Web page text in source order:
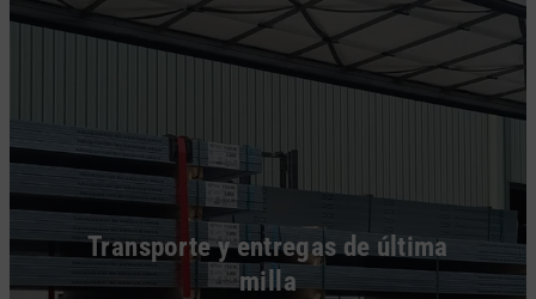
Transporte y entregas de última
milla